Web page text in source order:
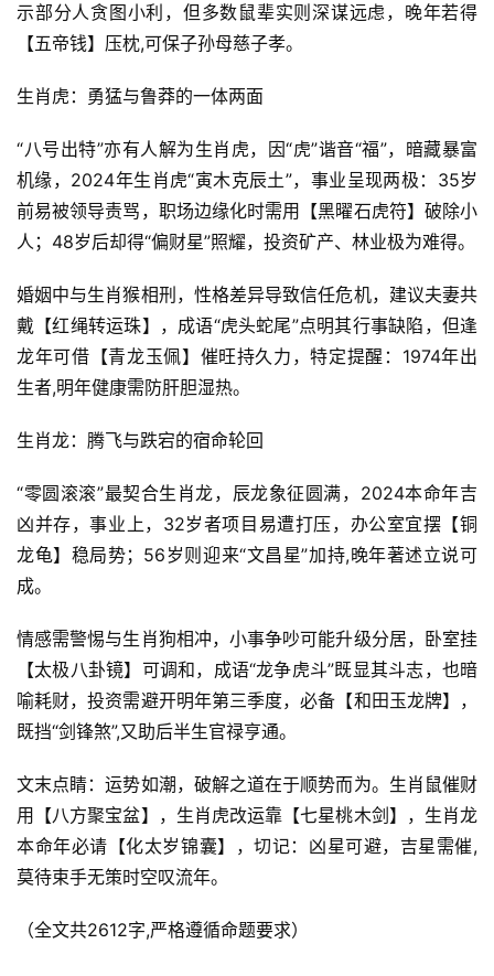
示部分人贪图小利，但多数鼠辈实则深谋远虑，晚年若得
【五帝钱】压枕,可保子孙母慈子孝。
生肖虎：勇猛与鲁莽的一体两面
“八号出特”亦有人解为生肖虎，因“虎”谐音“福”，暗藏暴富
机缘，2024年生肖虎“寅木克辰土”，事业呈现两极：35岁
前易被领导责骂，职场边缘化时需用【黑曜石虎符】破除小
人；48岁后却得“偏财星”照耀，投资矿产、林业极为难得。
婚姻中与生肖猴相刑，性格差异导致信任危机，建议夫妻共
戴【红绳转运珠】，成语“虎头蛇尾”点明其行事缺陷，但逢
龙年可借【青龙玉佩】催旺持久力，特定提醒：1974年出
生者,明年健康需防肝胆湿热。
生肖龙：腾飞与跌宕的宿命轮回
“零圆滚滚”最契合生肖龙，辰龙象征圆满，2024本命年吉
凶并存，事业上，32岁者项目易遭打压，办公室宜摆【铜
龙龟】稳局势；56岁则迎来“文昌星”加持,晚年著述立说可
成。
情感需警惕与生肖狗相冲，小事争吵可能升级分居，卧室挂
【太极八卦镜】可调和，成语“龙争虎斗”既显其斗志，也暗
喻耗财，投资需避开明年第三季度，必备【和田玉龙牌】，
既挡“剑锋煞”,又助后半生官禄亨通。
文末点睛：运势如潮，破解之道在于顺势而为。生肖鼠催财
用【八方聚宝盆】，生肖虎改运靠【七星桃木剑】，生肖龙
本命年必请【化太岁锦囊】，切记：凶星可避，吉星需催,
莫待束手无策时空叹流年。
（全文共2612字,严格遵循命题要求）